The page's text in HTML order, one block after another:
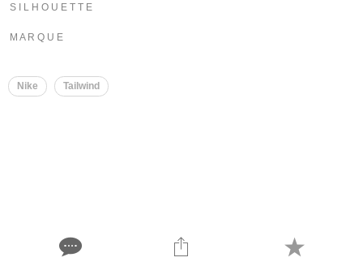
S I L H O U E T T E
M A R Q U E
Nike Tailwind